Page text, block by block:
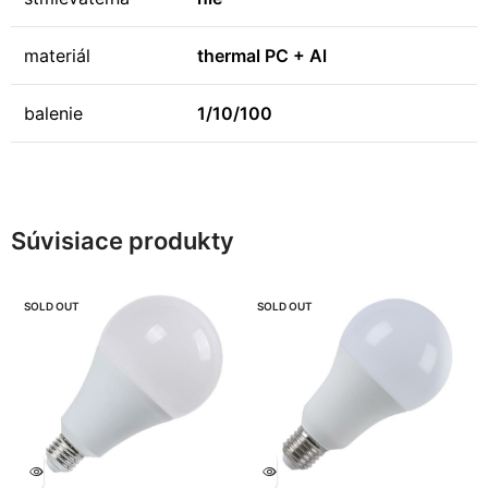
materiál thermal PC + Al
balenie 1/10/100
Súvisiace produkty
SOLD OUT SOLD OUT